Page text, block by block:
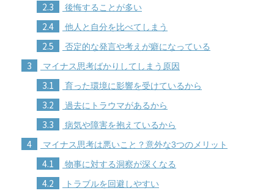
2.3 後悔することが多い
2.4 他人と自分を比べてしまう
2.5 否定的な発言や考えが癖になっている
3 マイナス思考ばかりしてしまう原因
3.1 育った環境に影響を受けているから
3.2 過去にトラウマがあるから
3.3 病気や障害を抱えているから
4 マイナス思考は悪いこと？意外な3つのメリット
4.1 物事に対する洞察が深くなる
4.2 トラブルを回避しやすい